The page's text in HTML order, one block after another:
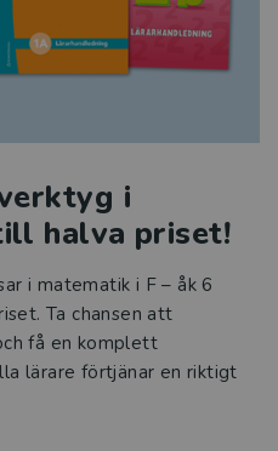
i
halva priset!
i matematik i F – åk 6
Ta chansen att
få en komplett
lärare förtjänar en riktigt